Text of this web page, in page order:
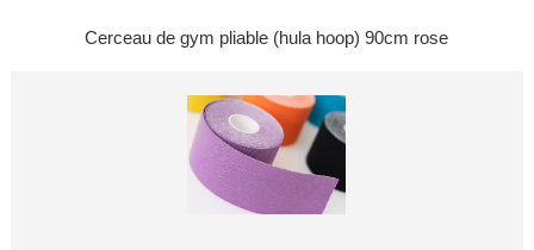
Cerceau de gym pliable (hula hoop) 90cm rose